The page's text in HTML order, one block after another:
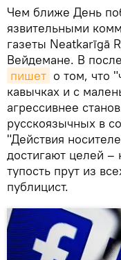
Чем ближе День
язвительными
газеты Neatkarīgā
Вейдемане. В
пишет о том, что
кавычках и с
агрессивнее
русскоязычных в
"Действия
достигают целей –
тупость прут из
публицист.